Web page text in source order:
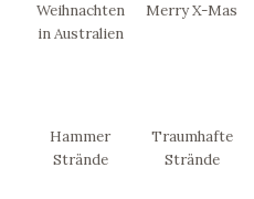
Weihnachten
in Australien
Merry X-Mas
Hammer
Strände
Traumhafte
Strände